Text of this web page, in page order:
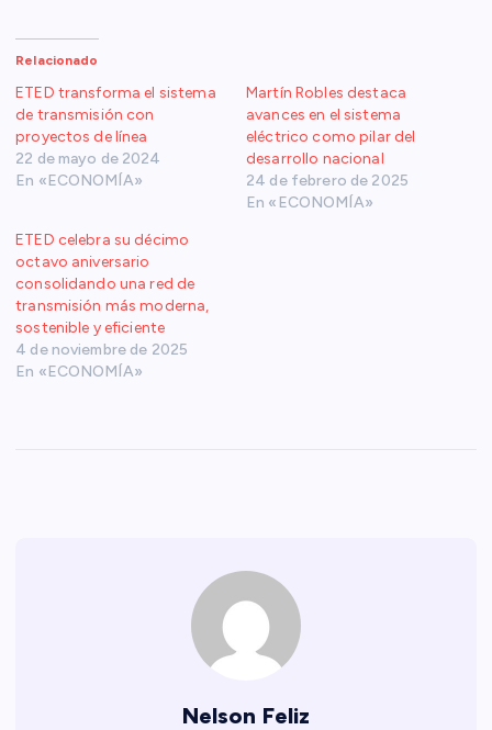
Relacionado
ETED transforma el sistema
de transmisión con
proyectos de línea
22 de mayo de 2024
En «ECONOMÍA»
Martín Robles destaca
avances en el sistema
eléctrico como pilar del
desarrollo nacional
24 de febrero de 2025
En «ECONOMÍA»
ETED celebra su décimo
octavo aniversario
consolidando una red de
transmisión más moderna,
sostenible y eficiente
4 de noviembre de 2025
En «ECONOMÍA»
Nelson Feliz